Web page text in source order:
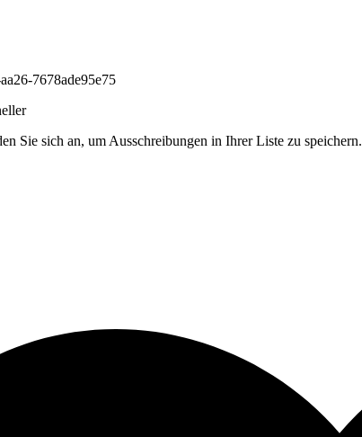
7678ade95e75
Sie sich an, um Ausschreibungen in Ihrer Liste zu speichern.